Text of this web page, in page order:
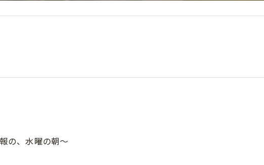
の、水曜の朝〜